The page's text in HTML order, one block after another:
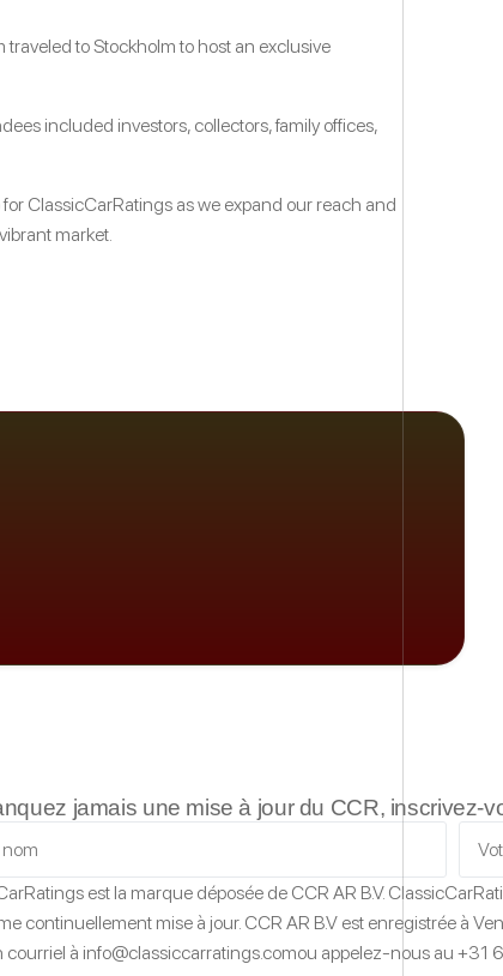
to Stockholm to host an exclusive
included investors, collectors, family offices,
ClassicCarRatings as we expand our reach and
market.
jamais une mise à jour du CCR, inscrivez-
est la marque déposée de CCR AR B.V.
continuellement mise à jour. CCR AR B.V est enregistrée à
courriel à info@classiccarratings.comou appelez-nous au +31